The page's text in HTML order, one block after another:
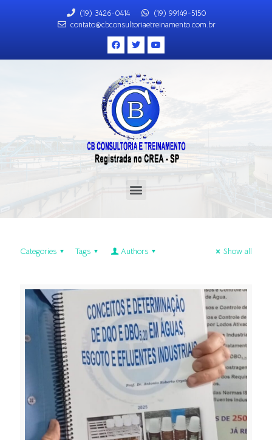
(19) 3426-0414
(19) 99149-5150
contato@cbconsultoriaetreinamento.com.br
Categories Tags Authors Show all